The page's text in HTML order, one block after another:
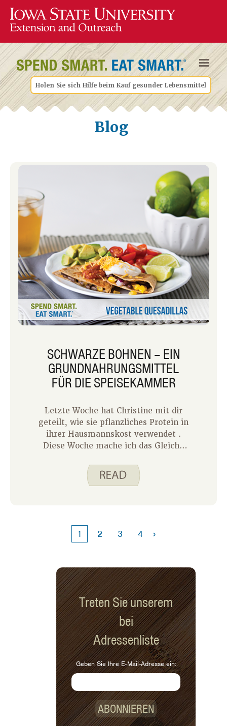
Holen Sie sich Hilfe beim Kauf gesunder Lebensmittel
Blog
SCHWARZE BOHNEN – EIN
GRUNDNAHRUNGSMITTEL
FÜR DIE SPEISEKAMMER
Letzte Woche hat Christine mit dir
geteilt, wie sie pflanzliches Protein in
ihrer Hausmannskost verwendet .
Diese Woche mache ich das Gleiche
schwarze Bohnen ist ein
Grundnahrungsmittel in meiner
den Tagen, an denen unser
Terminkalender vollgepackt ist, eine
ermöglichen es mir, das zu tun. Hier
sind drei Spend Smart. Essen Sie
intelligent. Hauptgerichtsrezepte, die
schwarze Bohnen aus der Dose für das
Protein verwenden.
1 2 3 4 ›
Treten Sie unserem
bei
Adressenliste
Geben Sie Ihre E-Mail-Adresse ein:
ABONNIEREN